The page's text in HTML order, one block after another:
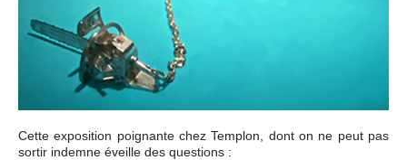
Cette exposition poignante chez Templon, dont on ne peut pas
sortir indemne éveille des questions :